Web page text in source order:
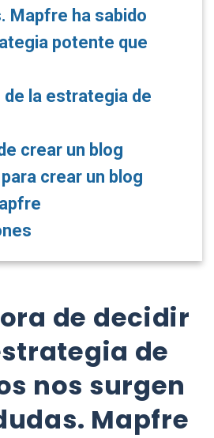
Mapfre ha sabido
potente que
de la estrategia de
crear un blog
crear un blog
de decidir
de
nos surgen
Mapfre